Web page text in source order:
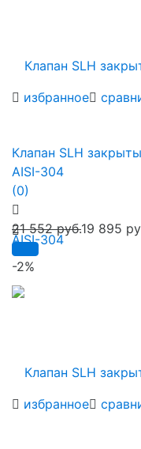
избранное
избранное
Клапан SLH
AISI-304
(0)
21 552 руб.19 895
-2%